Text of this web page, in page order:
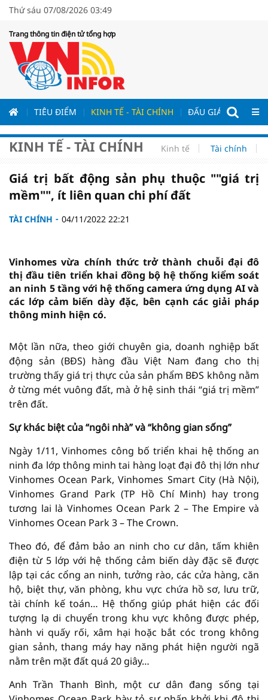
Thứ sáu 07/08/2026 03:49
Trang thông tin điện tử tổng hợp
TIÊU ĐIỂM KINH TẾ - TÀI CHÍNH ĐẤU GIÁ - ĐẤU
KINH TẾ - TÀI CHÍNH Kinh tế Tài chính
Giá trị bất động sản phụ thuộc ""giá trị
mềm"", ít liên quan chi phí đất
TÀI CHÍNH 04/11/2022 22:21
Vinhomes vừa chính thức trở thành chuỗi đại đô
thị đầu tiên triển khai đồng bộ hệ thống kiểm soát
an ninh 5 tầng với hệ thống camera ứng dụng AI và
các lớp cảm biến dày đặc, bên cạnh các giải pháp
thông minh hiện có.
Một lần nữa, theo giới chuyên gia, doanh nghiệp bất
động sản (BĐS) hàng đầu Việt Nam đang cho thị
trường thấy giá trị thực của sản phẩm BĐS không nằm
ở từng mét vuông đất, mà ở hệ sinh thái “giá trị mềm”
trên đất.
Sự khác biệt của “ngôi nhà” và “không gian sống”
Ngày 1/11, Vinhomes công bố triển khai hệ thống an
ninh đa lớp thông minh tai hàng loạt đại đô thị lớn như
Vinhomes Ocean Park, Vinhomes Smart City (Hà Nội),
Vinhomes Grand Park (TP Hồ Chí Minh) hay trong
tương lai là Vinhomes Ocean Park 2 – The Empire và
Vinhomes Ocean Park 3 – The Crown.
Theo đó, để đảm bảo an ninh cho cư dân, tấm khiên
điện từ 5 lớp với hệ thống cảm biến dày đặc sẽ được
lập tại các cổng an ninh, tưởng rào, các cửa hàng, căn
hộ, biệt thự, văn phòng, khu vực chứa hồ sơ, lưu trữ,
tài chính kế toán… Hệ thống giúp phát hiện các đối
tượng lạ di chuyển trong khu vực không được phép,
hành vi quấy rối, xâm hại hoặc bắt cóc trong không
gian sảnh, thang máy hay năng phát hiện người ngã
nằm trên mặt đất quá 20 giây…
Anh Trần Thanh Bình, một cư dân đang sống tại